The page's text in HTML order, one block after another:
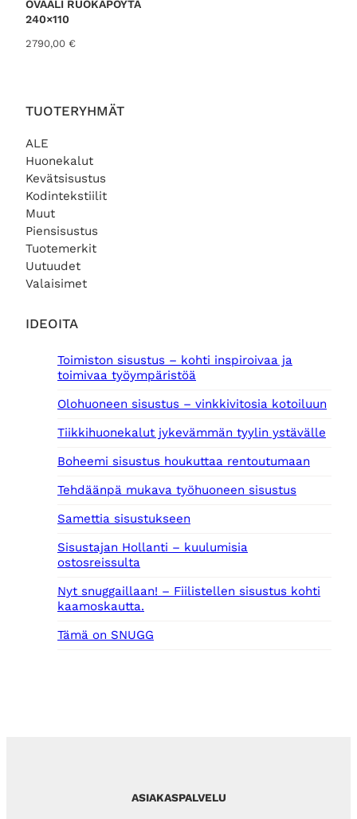
TUOTERYHMÄT
ALE
Huonekalut
Kevätsisustus
Kodintekstiilit
Muut
Piensisustus
Tuotemerkit
Uutuudet
Valaisimet
IDEOITA
Toimiston sisustus – kohti inspiroivaa ja
toimivaa työympäristöä
Olohuoneen sisustus – vinkkivitosia kotoiluun
Tiikkihuonekalut jykevämmän tyylin ystävälle
Boheemi sisustus houkuttaa rentoutumaan
Tehdäänpä mukava työhuoneen sisustus
Samettia sisustukseen
Sisustajan Hollanti – kuulumisia
ostosreissulta
Nyt snuggaillaan! – Fiilistellen sisustus kohti
kaamoskautta.
Tämä on SNUGG
OVAALI RUOKAPÖYTÄ
240×110
2790,00 €
ASIAKASPALVELU